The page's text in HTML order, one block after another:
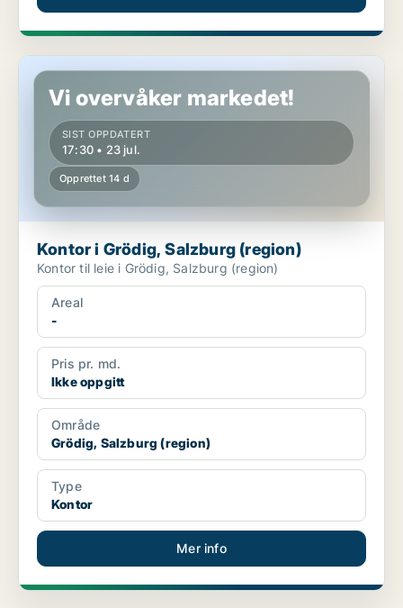
Kontor i Grödig, Salzburg (region)
Vi overvåker markedet!
SIST OPPDATERT
17:30 • 23 jul.
Opprettet 14 d
Kontor i Grödig, Salzburg (region)
Kontor til leie i Grödig, Salzburg (region)
Areal
-
Pris pr. md.
Ikke oppgitt
Område
Grödig, Salzburg (region)
Type
Kontor
Mer info